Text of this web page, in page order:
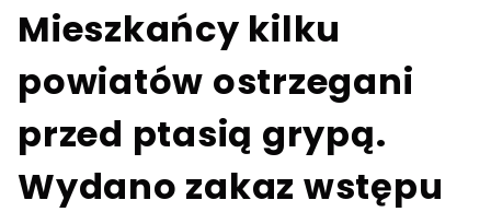
Mieszkańcy kilku
powiatów ostrzegani
przed ptasią grypą.
Wydano zakaz wstępu